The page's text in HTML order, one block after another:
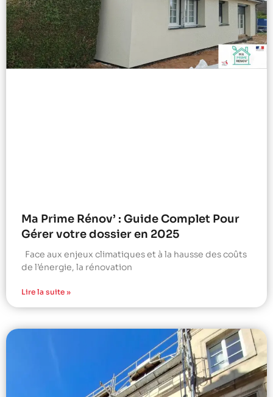
Ma Prime Rénov’ : Guide Complet Pour
Gérer votre dossier en 2025
Face aux enjeux climatiques et à la hausse des coûts
de l’énergie, la rénovation
Lire la suite »